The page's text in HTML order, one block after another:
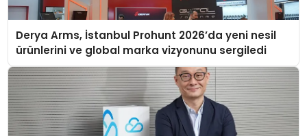
Derya Arms, İstanbul Prohunt 2026’da yeni nesil
ürünlerini ve global marka vizyonunu sergiledi